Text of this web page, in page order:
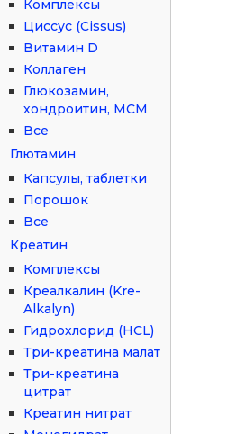
Комплексы
Циссус (Cissus)
Витамин D
Коллаген
Глюкозамин,
хондроитин, МСМ
Все
Глютамин
Капсулы, таблетки
Порошок
Все
Креатин
Комплексы
Креалкалин (Kre-
Alkalyn)
Гидрохлорид (HCL)
Три-креатина малат
Три-креатина
цитрат
Креатин нитрат